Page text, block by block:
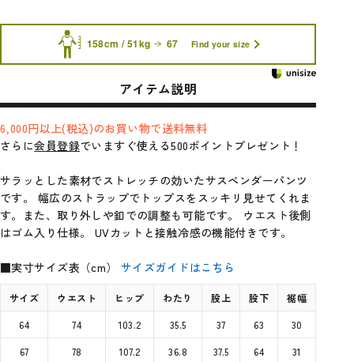
158cm / 51kg 67 Find your size
アイテム説明
6,000円以上(税込)のお買い物で送料無料
さらに会員登録でいますぐ使える500ポイントプレゼント！
サラッとした素材でストレッチの効いたサスペンダーパンツ
です。 幅広のストラップでトップスをスッキリ見せてくれま
す。また、取り外しや釦での調整も可能です。 ウエスト後側
はゴム入り仕様。 UVカットと接触冷感の機能付きです。
■実寸サイズ表（cm）サイズガイドはこちら
サイズ ウエスト ヒップ わたり 股上 股下
裾幅
64
74 103.2 35.5 37 63
30
67
78 107.2 36.8 37.5 64
31